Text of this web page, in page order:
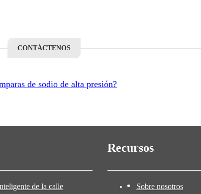
CONTÁCTENOS
de sodio de alta presión?
de la calle
Recursos
Sobre nosotros